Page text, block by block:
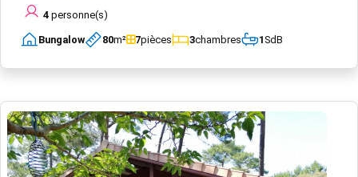
4 personne(s)
Bungalow 80m² 7pièces 3chambres 1SdB